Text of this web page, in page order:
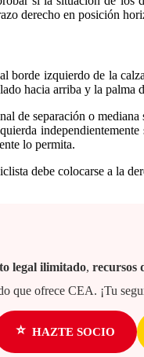
derecho en posición
borde izquierdo de la
hacia arriba y la palma
de separación o
independientemente
lo permita.
debe colocarse a la
legal ilimitado, recursos
que ofrece CEA. ¡Tu
⭐ HAZTE SOCIO